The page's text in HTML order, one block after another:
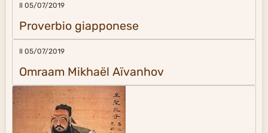
Il 05/07/2019
Proverbio giapponese
Il 05/07/2019
Omraam Mikhaël Aïvanhov